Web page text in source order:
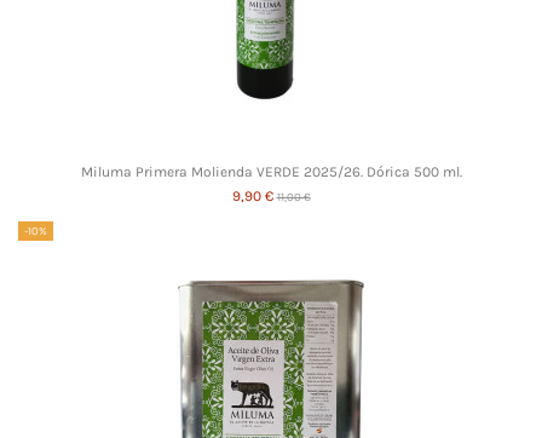
Miluma Primera Molienda VERDE 2025/26. Dórica 500 ml.
9,90 €11,00 €
-10%